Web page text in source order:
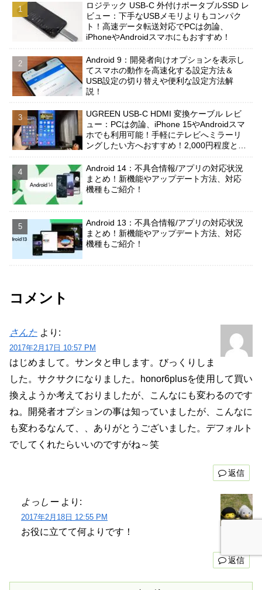
ロジテック USB-C 外付けポータブルSSD レ
ビュー：下手なUSBメモリよりもコンパク
ト！高速データ転送対応でPCは勿論、
iPhoneやAndroidスマホにもおすすめ！
Android 9：開発者向けオプションを表示し
てスマホの動作を高速化する設定方法＆
USB設定の切り替えや便利な設定方法解
説！
UGREEN USB-C HDMI 変換ケーブル レビ
ュー：PCは勿論、iPhone 15やAndroidスマ
ホでも利用可能！手軽にテレビへミラーリ
ングしたい方へおすすめ！2,000円程度と安
Android 14：不具合情報/アプリの対応状況
まとめ！新機能やアップデート方法、対応
機種もご紹介！
Android 13：不具合情報/アプリの対応状況
まとめ！新機能やアップデート方法、対応
機種もご紹介！
コメント
さんた より:
2017年2月17日 10:57 PM
はじめまして。サンタと申します。びっくりしま
した。サクサクになりました。honor6plusを使用して買い
換えようか考えておりましたが、こんなにも変わるのです
ね。開発者オプションの事は知っていましたが、こんなに
も変わるなんて、、ありがとうございました。デフォルト
でしてくれたらいいのですがね～笑
返信
よっしー より:
2017年2月18日 12:55 PM
お役に立てて何よりです！
返信